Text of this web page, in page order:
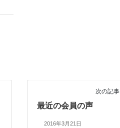
次の記事
最近の会員の声
2016年3月21日